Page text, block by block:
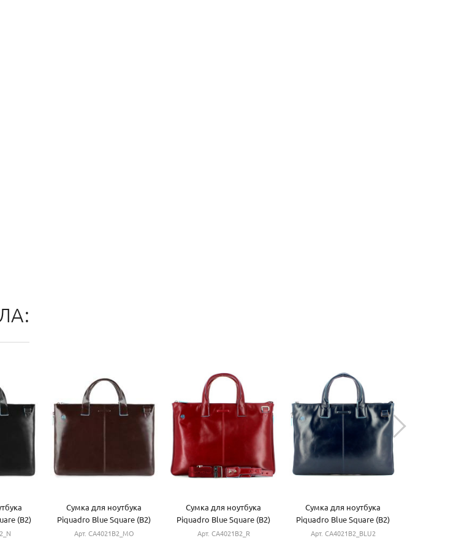
(B2)
Cумка для ноутбука
Piquadro Blue Square (B2)
Cognac CA4021B2_MO
Арт. CA4021B2_MO
Cумка для ноутбука
Piquadro Blue Square (B2)
Red CA4021B2_R
Арт. CA4021B2_R
Cумка для ноутбука
Piquadro Blue Square (B2)
N.Blue CA4021B2_BLU2
Арт. CA4021B2_BLU2